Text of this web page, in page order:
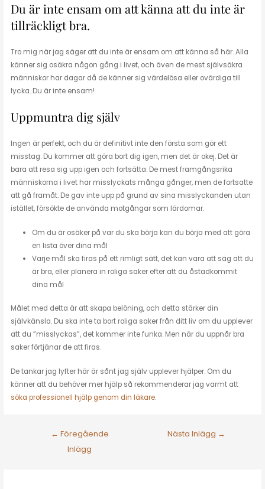
Du är inte ensam om att känna att du inte är
tillräckligt bra.
Tro mig när jag säger att du inte är ensam om att känna så här. Alla
känner sig osäkra någon gång i livet, och även de mest självsäkra
människor har dagar då de känner sig värdelösa eller ovärdiga till
lycka. Du är inte ensam!
Uppmuntra dig själv
Ingen är perfekt, och du är definitivt inte den första som gör ett
misstag. Du kommer att göra bort dig igen, men det är okej. Det är
bara att resa sig upp igen och fortsätta. De mest framgångsrika
människorna i livet har misslyckats många gånger, men de fortsatte
att gå framåt. De gav inte upp på grund av sina misslyckanden utan
istället, försökte de använda motgångar som lärdomar.
Om du är osäker på var du ska börja kan du börja med att göra
en lista över dina mål
Varje mål ska firas på ett rimligt sätt, det kan vara att säg att du
är bra, eller planera in roliga saker efter att du åstadkommit
dina mål
Målet med detta är att skapa belöning, och detta stärker din
självkänsla. Du ska inte ta bort roliga saker från ditt liv om du upplever
att du ”misslyckas”, det kommer inte funka. Men när du uppnår bra
saker förtjänar de att firas.
De tankar jag lyfter här är sånt jag själv upplever hjälper. Om du
känner att du behöver mer hjälp så rekommenderar jag varmt att
söka professionell hjälp genom din läkare.
← Föregående
Inlägg
Nästa Inlägg →